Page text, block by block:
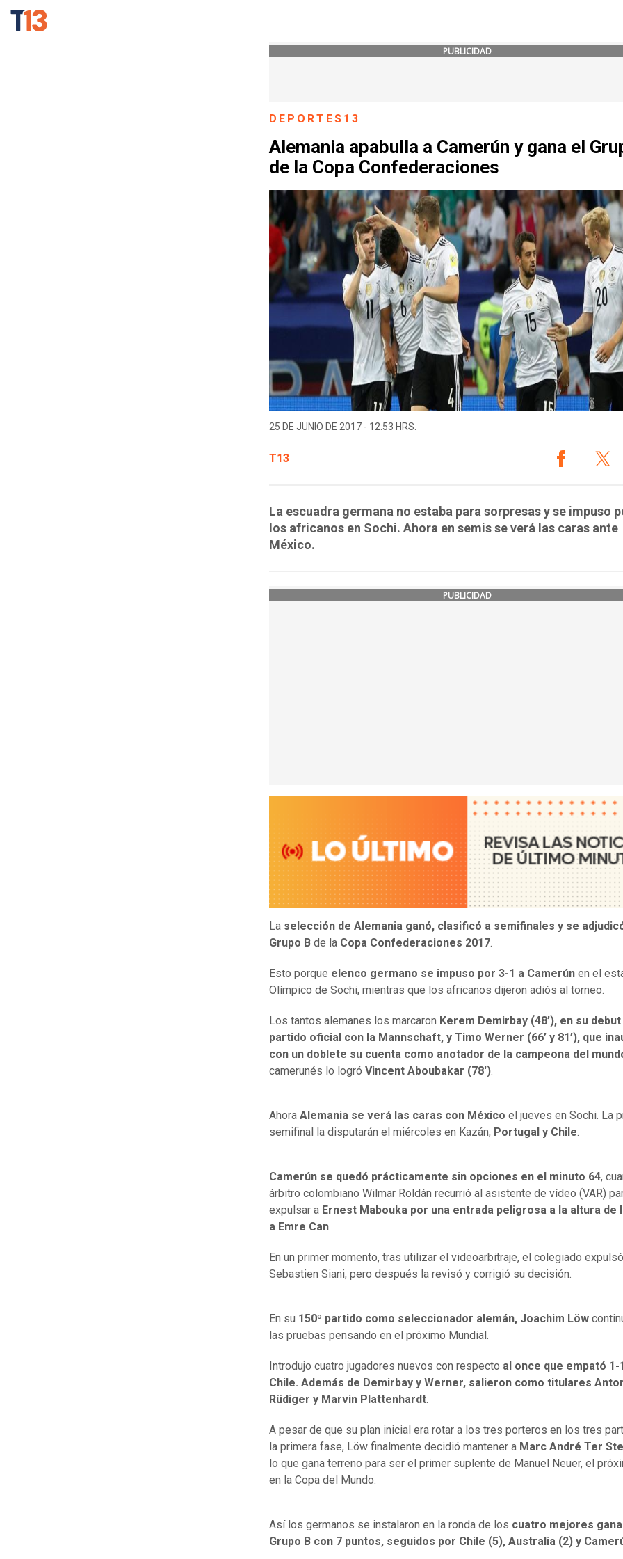
PUBLICIDAD
DEPORTES13
Alemania apabulla a Camerún y gana el
de la Copa Confederaciones
25 DE JUNIO DE 2017 - 12:53 HRS.
T13
La escuadra germana no estaba para sorpresas y se impuso
los africanos en Sochi. Ahora en semis se verá las caras ante
México.
PUBLICIDAD
La selección de Alemania ganó, clasificó a semifinales y se
Grupo B de la Copa Confederaciones 2017.
Esto porque elenco germano se impuso por 3-1 a Camerún en el
Olímpico de Sochi, mientras que los africanos dijeron adiós al torneo.
Los tantos alemanes los marcaron Kerem Demirbay (48’), en su
partido oficial con la Mannschaft, y Timo Werner (66’ y 81’), que
con un doblete su cuenta como anotador de la campeona del
camerunés lo logró Vincent Aboubakar (78').
Ahora Alemania se verá las caras con México el jueves en Sochi. La
semifinal la disputarán el miércoles en Kazán, Portugal y Chile.
Camerún se quedó prácticamente sin opciones en el minuto 64,
árbitro colombiano Wilmar Roldán recurrió al asistente de vídeo (VAR)
expulsar a Ernest Mabouka por una entrada peligrosa a la altura de
a Emre Can.
En un primer momento, tras utilizar el videoarbitraje, el colegiado
Sebastien Siani, pero después la revisó y corrigió su decisión.
En su 150º partido como seleccionador alemán, Joachim Löw
las pruebas pensando en el próximo Mundial.
Introdujo cuatro jugadores nuevos con respecto al once que empató 1-
Chile. Además de Demirbay y Werner, salieron como titulares
Rüdiger y Marvin Plattenhardt.
A pesar de que su plan inicial era rotar a los tres porteros en los tres
la primera fase, Löw finalmente decidió mantener a Marc André Ter
lo que gana terreno para ser el primer suplente de Manuel Neuer, el
en la Copa del Mundo.
Así los germanos se instalaron en la ronda de los cuatro mejores
Grupo B con 7 puntos, seguidos por Chile (5), Australia (2) y